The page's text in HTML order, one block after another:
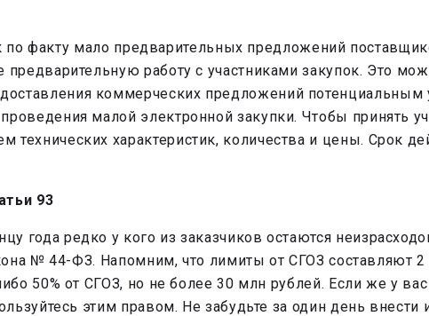
по факту мало предварительных предложений
предварительную работу с участниками закупок. Это
коммерческих предложений потенциальным
малой электронной закупки. Чтобы принять
характеристик, количества и цены. Срок
93
года редко у кого из заказчиков остаются
№ 44-ФЗ. Напомним, что лимиты от СГОЗ составляют
50% от СГОЗ, но не более 30 млн рублей. Если же у
этим правом. Не забудьте за один день